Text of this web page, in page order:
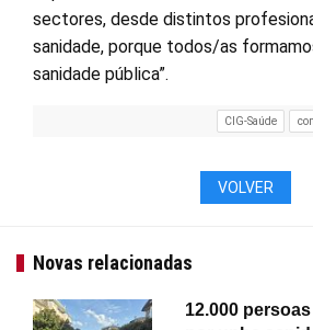
sectores, desde distintos
sanidade, porque todos/as
sanidade pública”.
CIG-Saúde
VOLVER
Novas relacionadas
12.000